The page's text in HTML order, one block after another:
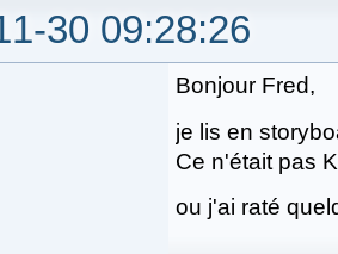
30 09:28:26
Bonjour Fred,
je lis en
Ce n'était pas
ou j'ai raté